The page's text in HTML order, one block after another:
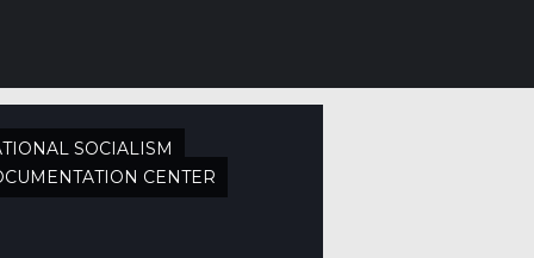
SOCIALISM
CENTER